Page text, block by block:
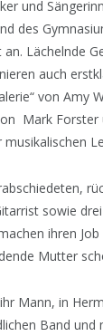
und
des
Lächelnde
auch
von Amy
Mark Forster
sowie
ihren
Mutter
Mann, in
Band